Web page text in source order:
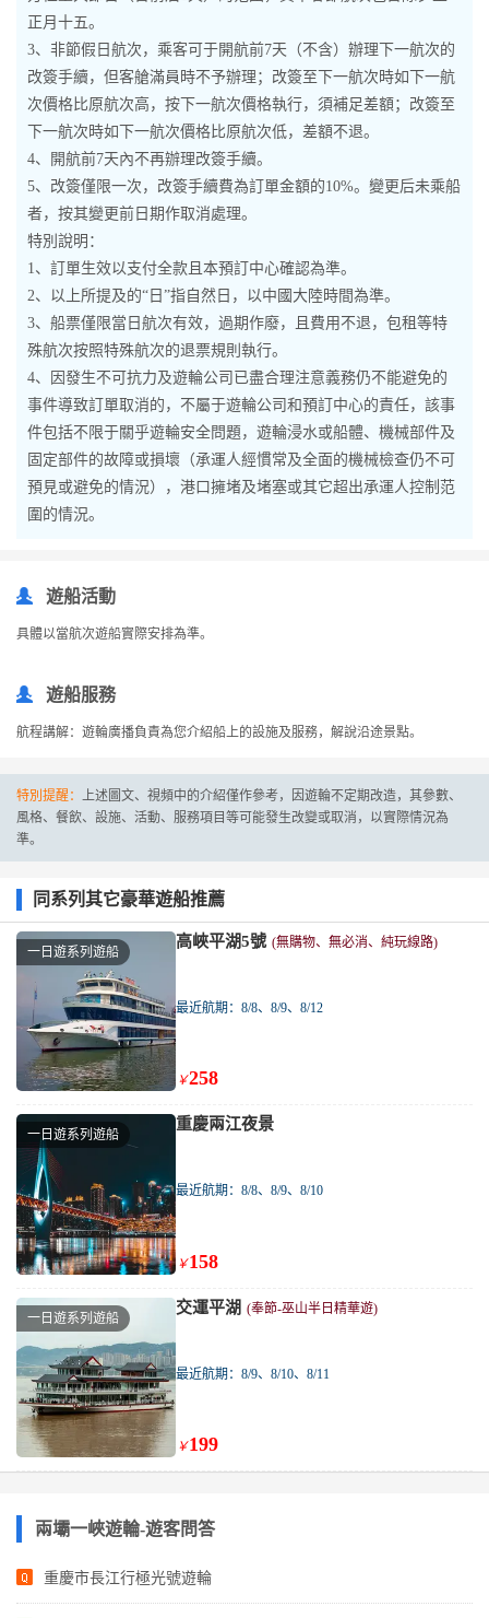
正月十五。
3、非節假日航次，乘客可于開航前7天（不含）辦理下一航次的
改簽手續，但客艙滿員時不予辦理；改簽至下一航次時如下一航
次價格比原航次高，按下一航次價格執行，須補足差額；改簽至
下一航次時如下一航次價格比原航次低，差額不退。
4、開航前7天內不再辦理改簽手續。
5、改簽僅限一次，改簽手續費為訂單金額的10%。變更后未乘船
者，按其變更前日期作取消處理。
特別說明：
1、訂單生效以支付全款且本預訂中心確認為準。
2、以上所提及的“日”指自然日，以中國大陸時間為準。
3、船票僅限當日航次有效，過期作廢，且費用不退，包租等特
殊航次按照特殊航次的退票規則執行。
4、因發生不可抗力及遊輪公司已盡合理注意義務仍不能避免的
事件導致訂單取消的，不屬于遊輪公司和預訂中心的責任，該事
件包括不限于關乎遊輪安全問題，遊輪浸水或船體、機械部件及
固定部件的故障或損壞（承運人經慣常及全面的機械檢查仍不可
預見或避免的情況），港口擁堵及堵塞或其它超出承運人控制范
圍的情況。
遊船活動
具體以當航次遊船實際安排為準。
遊船服務
航程講解：遊輪廣播負責為您介紹船上的設施及服務，解說沿途景點。
特別提醒： 上述圖文、視頻中的介紹僅作參考，因遊輪不定期改造，其參數、
風格、餐飲、設施、活動、服務項目等可能發生改變或取消，以實際情況為
準。
同系列其它豪華遊船推薦
一日遊系列遊船
高峽平湖5號 (無購物、無必消、純玩線路)
最近航期：8/8、8/9、8/12
￥258
一日遊系列遊船
重慶兩江夜景
最近航期：8/8、8/9、8/10
￥158
一日遊系列遊船
交運平湖 (奉節-巫山半日精華遊)
最近航期：8/9、8/10、8/11
￥199
兩壩一峽遊輪-遊客問答
重慶市長江行極光號遊輪